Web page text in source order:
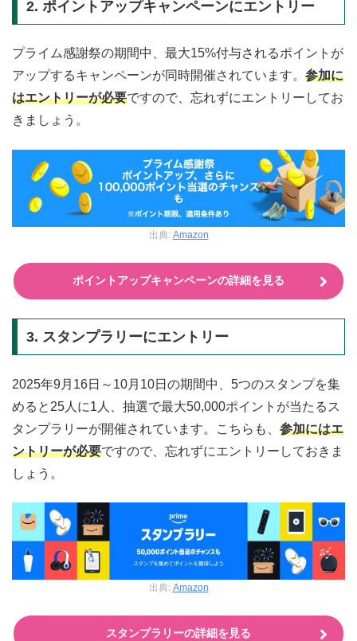
2. ポイントアップキャンペーンにエントリー
プライム感謝祭の期間中、最大15%付与されるポイントが
アップするキャンペーンが同時開催されています。 参加に
はエントリーが必要ですので、忘れずにエントリーしてお
きましょう。
出典: Amazon
ポイントアップキャンペーンの詳細を見る
3. スタンプラリーにエントリー
2025年9月16日～10月10日の期間中、5つのスタンプを集
めると25人に1人、抽選で最大50,000ポイントが当たるス
タンプラリーが開催されています。こちらも、 参加にはエ
ントリーが必要ですので、忘れずにエントリーしておきま
しょう。
出典: Amazon
スタンプラリーの詳細を見る